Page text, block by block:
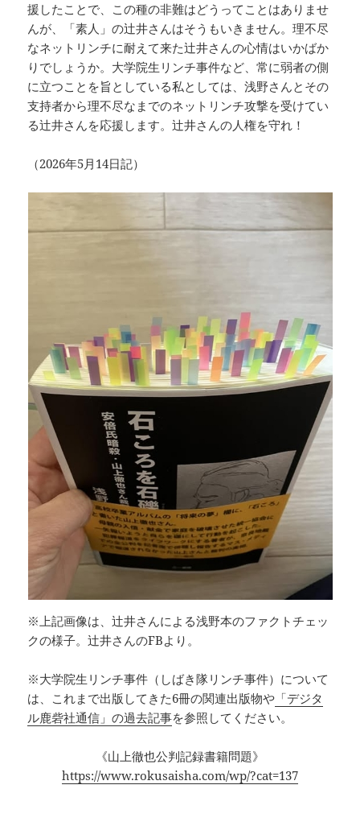
援したことで、この種の非難はどうってことはありませ
んが、「素人」の辻井さんはそうもいきません。理不尽
なネットリンチに耐えて来た辻井さんの心情はいかばか
りでしょうか。大学院生リンチ事件など、常に弱者の側
に立つことを旨としている私としては、浅野さんとその
支持者から理不尽なまでのネットリンチ攻撃を受けてい
る辻井さんを応援します。辻井さんの人権を守れ！
（2026年5月14日記）
※上記画像は、辻井さんによる浅野本のファクトチェッ
クの様子。辻井さんのFBより。
※大学院生リンチ事件（しばき隊リンチ事件）について
は、これまで出版してきた6冊の関連出版物や 「デジタ
ル鹿砦社通信」の過去記事を参照してください。
《山上徹也公判記録書籍問題》
https://www.rokusaisha.com/wp/?cat=137